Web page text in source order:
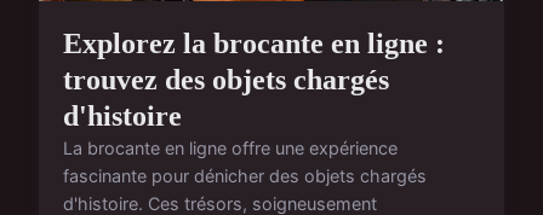
Explorez la brocante en ligne :
trouvez des objets chargés
d'histoire
La brocante en ligne offre une expérience
fascinante pour dénicher des objets chargés
d'histoire. Ces trésors, soigneusement